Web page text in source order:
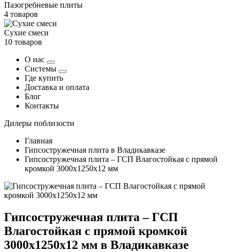
Пазогребневые плиты
4 товаров
Сухие смеси
10 товаров
О нас
Системы
Где купить
Доставка и оплата
Блог
Контакты
Дилеры поблизости
Главная
Гипсостружечная плита в Владикавказе
Гипсостружечная плита – ГСП Влагостойкая с прямой
кромкой 3000х1250х12 мм
Гипсостружечная плита – ГСП
Влагостойкая с прямой кромкой
3000х1250х12 мм в Владикавказе